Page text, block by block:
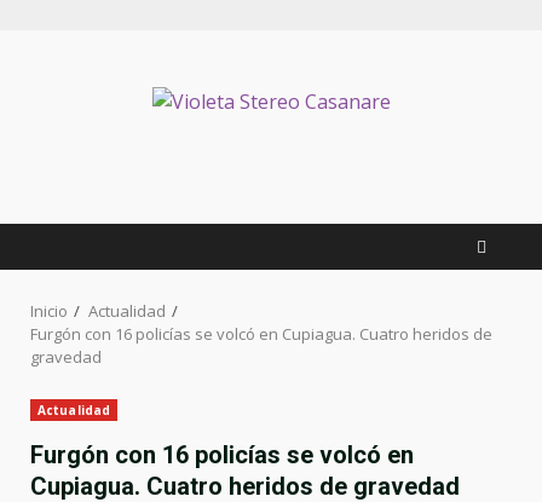
Inicio
Actualidad
Furgón con 16 policías se volcó en Cupiagua. Cuatro heridos de
gravedad
Actualidad
Furgón con 16 policías se volcó en
Cupiagua. Cuatro heridos de gravedad